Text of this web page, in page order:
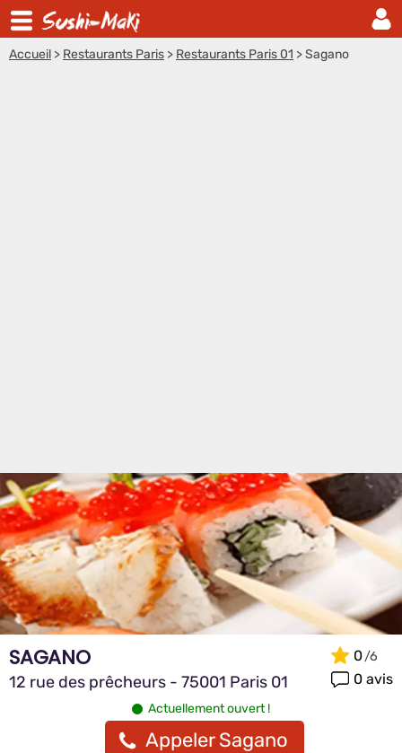
Accueil > Restaurants Paris > Restaurants Paris 01 >Sagano
SAGANO
12 rue des prêcheurs - 75001 Paris 01
0
0 avis
Actuellement ouvert !
Appeler Sagano